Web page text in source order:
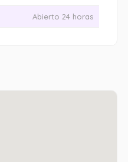
Abierto 24 horas